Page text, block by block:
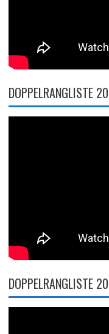
DOPPELRANGLISTE
DOPPELRANGLISTE